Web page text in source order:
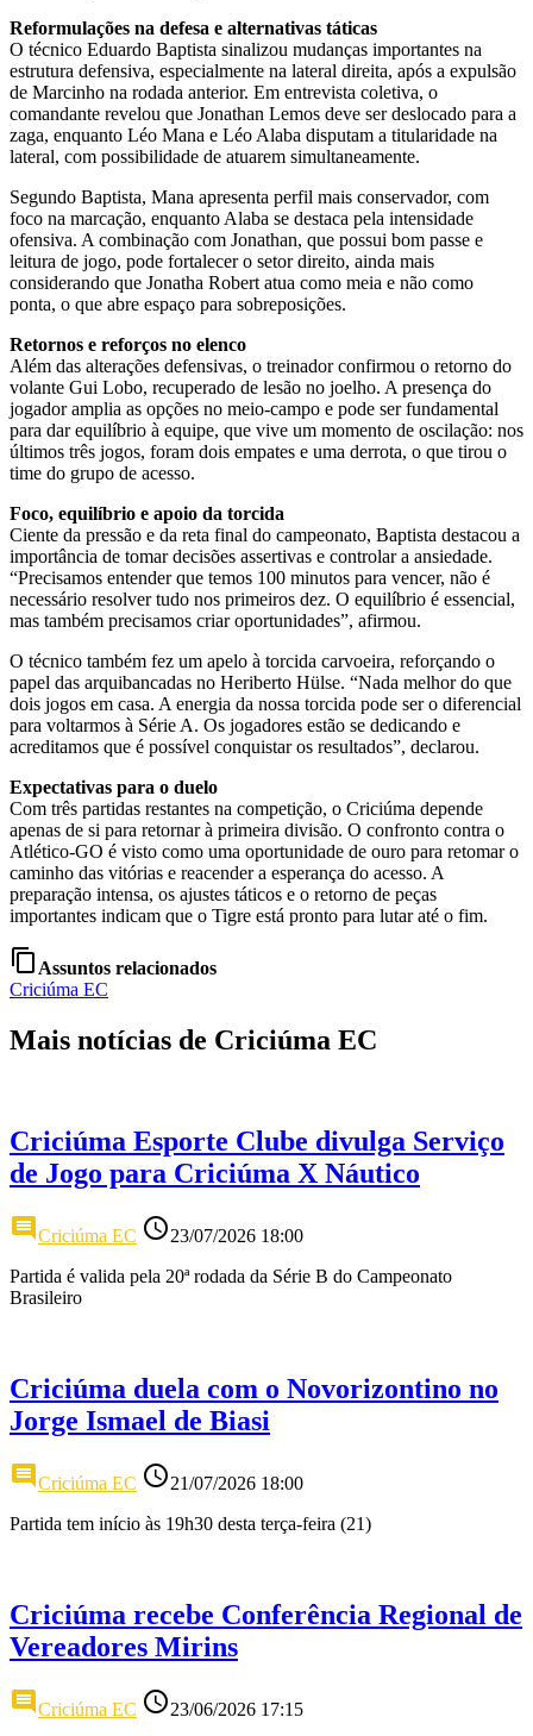
Reformulações na defesa e alternativas táticas
O técnico Eduardo Baptista sinalizou mudanças importantes na
estrutura defensiva, especialmente na lateral direita, após a expulsão
de Marcinho na rodada anterior. Em entrevista coletiva, o
comandante revelou que Jonathan Lemos deve ser deslocado para a
zaga, enquanto Léo Mana e Léo Alaba disputam a titularidade na
lateral, com possibilidade de atuarem simultaneamente.
Segundo Baptista, Mana apresenta perfil mais conservador, com
foco na marcação, enquanto Alaba se destaca pela intensidade
ofensiva. A combinação com Jonathan, que possui bom passe e
leitura de jogo, pode fortalecer o setor direito, ainda mais
considerando que Jonatha Robert atua como meia e não como
ponta, o que abre espaço para sobreposições.
Retornos e reforços no elenco
Além das alterações defensivas, o treinador confirmou o retorno do
volante Gui Lobo, recuperado de lesão no joelho. A presença do
jogador amplia as opções no meio-campo e pode ser fundamental
para dar equilíbrio à equipe, que vive um momento de oscilação: nos
últimos três jogos, foram dois empates e uma derrota, o que tirou o
time do grupo de acesso.
Foco, equilíbrio e apoio da torcida
Ciente da pressão e da reta final do campeonato, Baptista destacou a
importância de tomar decisões assertivas e controlar a ansiedade.
“Precisamos entender que temos 100 minutos para vencer, não é
necessário resolver tudo nos primeiros dez. O equilíbrio é essencial,
mas também precisamos criar oportunidades”, afirmou.
O técnico também fez um apelo à torcida carvoeira, reforçando o
papel das arquibancadas no Heriberto Hülse. “Nada melhor do que
dois jogos em casa. A energia da nossa torcida pode ser o diferencial
para voltarmos à Série A. Os jogadores estão se dedicando e
acreditamos que é possível conquistar os resultados”, declarou.
Expectativas para o duelo
Com três partidas restantes na competição, o Criciúma depende
apenas de si para retornar à primeira divisão. O confronto contra o
Atlético-GO é visto como uma oportunidade de ouro para retomar o
caminho das vitórias e reacender a esperança do acesso. A
preparação intensa, os ajustes táticos e o retorno de peças
importantes indicam que o Tigre está pronto para lutar até o fim.
content_copy Assuntos relacionados
Criciúma EC
Mais notícias de Criciúma EC
Criciúma Esporte Clube divulga Serviço
de Jogo para Criciúma X Náutico
commentCriciúma EC access_time23/07/2026 18:00
Partida é valida pela 20ª rodada da Série B do Campeonato
Brasileiro
Criciúma duela com o Novorizontino no
Jorge Ismael de Biasi
commentCriciúma EC access_time21/07/2026 18:00
Partida tem início às 19h30 desta terça-feira (21)
Criciúma recebe Conferência Regional de
Vereadores Mirins
commentCriciúma EC access_time23/06/2026 17:15